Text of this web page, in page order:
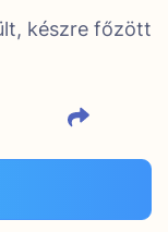
készre főzött